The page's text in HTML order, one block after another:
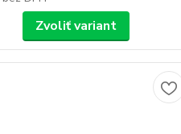
Zvoliť variant